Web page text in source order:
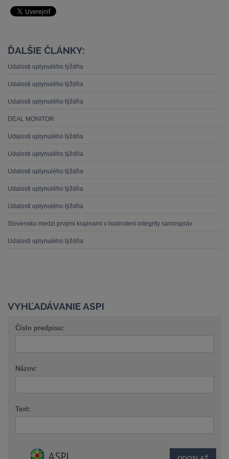
ĎALŠIE ČLÁNKY:
Udalosti uplynulého týždňa
Udalosti uplynulého týždňa
Udalosti uplynulého týždňa
DEAL MONITOR
Udalosti uplynulého týždňa
Udalosti uplynulého týždňa
Udalosti uplynulého týždňa
Udalosti uplynulého týždňa
Udalosti uplynulého týždňa
Slovensko medzi prvými krajinami v hodnotení integrity samospráv
Udalosti uplynulého týždňa
VYHĽADÁVANIE ASPI
Číslo predpisu:
Názov:
Text: